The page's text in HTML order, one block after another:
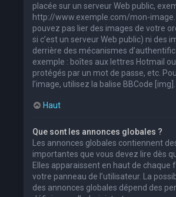
placée sur un serveur Web public,
http://www.exemple.com/mon-
pouvez pas lier des images de votre
si c’est un serveur Web public) ni des
derrière des mécanismes
exemple : boîtes aux lettres Hotmail
protégés par un mot de passe, etc.
l’image, utilisez la balise BBCode [img].
Haut
Que sont les annonces globales ?
Les annonces globales contiennent
importantes que vous devez lire dès
Elles apparaissent en haut de chaque
votre panneau de l’utilisateur. La
des annonces globales dépend des